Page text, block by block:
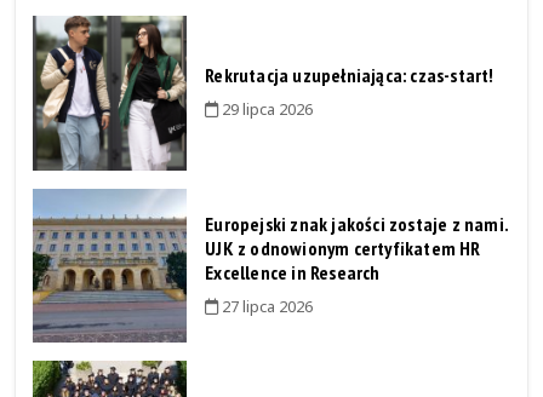
Rekrutacja uzupełniająca: czas-start!
29 lipca 2026
Europejski znak jakości zostaje z nami.
UJK z odnowionym certyfikatem HR
Excellence in Research
27 lipca 2026